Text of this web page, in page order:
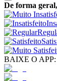
De forma
BAIXE O APP: